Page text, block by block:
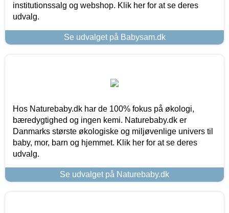
institutionssalg og webshop. Klik her for at se deres
udvalg.
Se udvalget på Babysam.dk
Hos Naturebaby.dk har de 100% fokus på økologi,
bæredygtighed og ingen kemi. Naturebaby.dk er
Danmarks største økologiske og miljøvenlige univers til
baby, mor, barn og hjemmet. Klik her for at se deres
udvalg.
Se udvalget på Naturebaby.dk